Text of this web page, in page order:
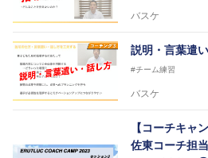
バスケ
説明・言葉遣
#チーム練習
バスケ
【コーチキ
佐東コーチ担